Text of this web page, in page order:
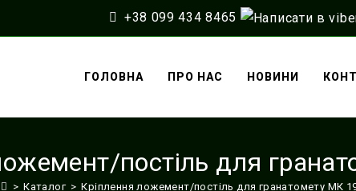
+38 099 434 8465
ГОЛОВНА ПРО НАС НОВИНИ
постіль для
> Каталог > Кріплення ложемент/постіль для гранатомету МК